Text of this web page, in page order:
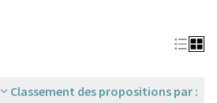
Classement des propositions par :